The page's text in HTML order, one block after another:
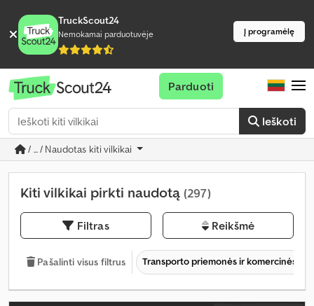
TruckScout24
Nemokamai parduotuvėje Į programėlę
Ieškoti
Parduoti
/ ... / Naudotas kiti vilkikai
Kiti vilkikai pirkti naudotą (297)
Filtras Reikšmė
Pašalinti visus filtrus Transporto priemonės ir komercinės